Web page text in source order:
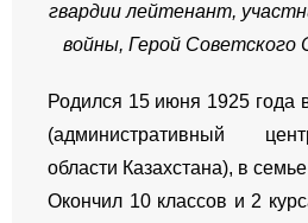
гвардии лейтенант,
войны, Герой Советского
Родился 15 июня 1925 года
(административный
области Казахстана), в
Окончил 10 классов и 2